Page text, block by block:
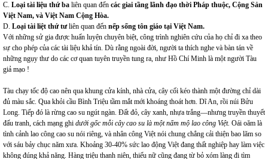
C. Loại tài liệu thứ ba liên quan đến các giai tầng lãnh đạo thời Pháp thuộc, Cộng Sản
Việt Nam, và Việt Nam Cộng Hòa.
D. Loại tài liệt thứ tưliên quan đến nếp sống tôn giáo tại Việt Nam.
Với những sử gia được huấn luyện chuyên biệt, công trình nghiên cứu của họ chỉ đi xa theo
sự cho phép của các tài liệu khả tín. Dù rằng ngoài đời, người ta thích nghe và bàn tán về
những ngụy thư do các cơ quan tuyên truyền tung ra, như Hồ Chí Minh là một người Tàu
giả mạo !
Tàu chạy tốc độ cao nên qua khung cửa kính, nhà cửa, cây cối kéo thành một đường chỉ dài
đủ màu sắc. Qua khỏi cầu Bình Triệu tầm mắt mới khoáng thoát hơn. Dĩ An, rồi núi Bửu
Long. Tiếp đó là rừng cao su ngút ngàn. Đất đỏ, cây xanh, nhựa trắng—nhưng truyền thuyết
đấu tranh, cách mạng ghi dưới gốc mỗi cây cao su là một nấm mộ lao công Việt. Oái oăm là
tình cảnh lao công cao su nói riêng, và nhân công Việt nói chung chẳng cải thiện bao lăm so
với sáu bảy chục năm xưa. Khoảng 30-40% sức lao động Việt đang thất nghiệp hay làm việc
không đúng khả năng. Hàng triệu thanh niên, thiếu nữ cũng đang từ bỏ xóm làng đi tìm